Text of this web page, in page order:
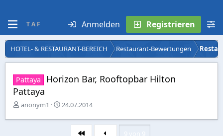
T A F Anmelden Registrieren
HOTEL- & RESTAURANT-BEREICH Restaurant-Bewertungen
Pattaya
Horizon Bar, Rooftopbar Hilton
Pattaya
E
s
anonym1
E
s
24.07.2014